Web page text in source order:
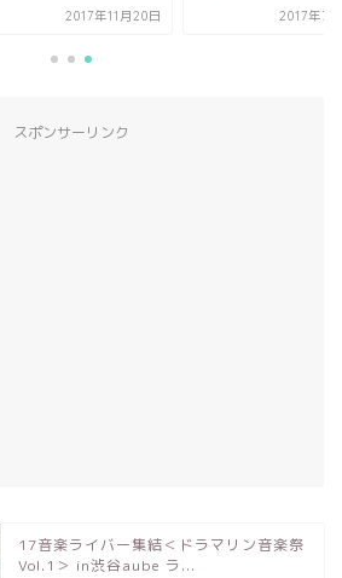
2017年11月20日 2017年7
スポンサーリンク
17音楽ライバー集結＜ドラマリン音楽祭
Vol.1＞ in渋谷aube ラ...